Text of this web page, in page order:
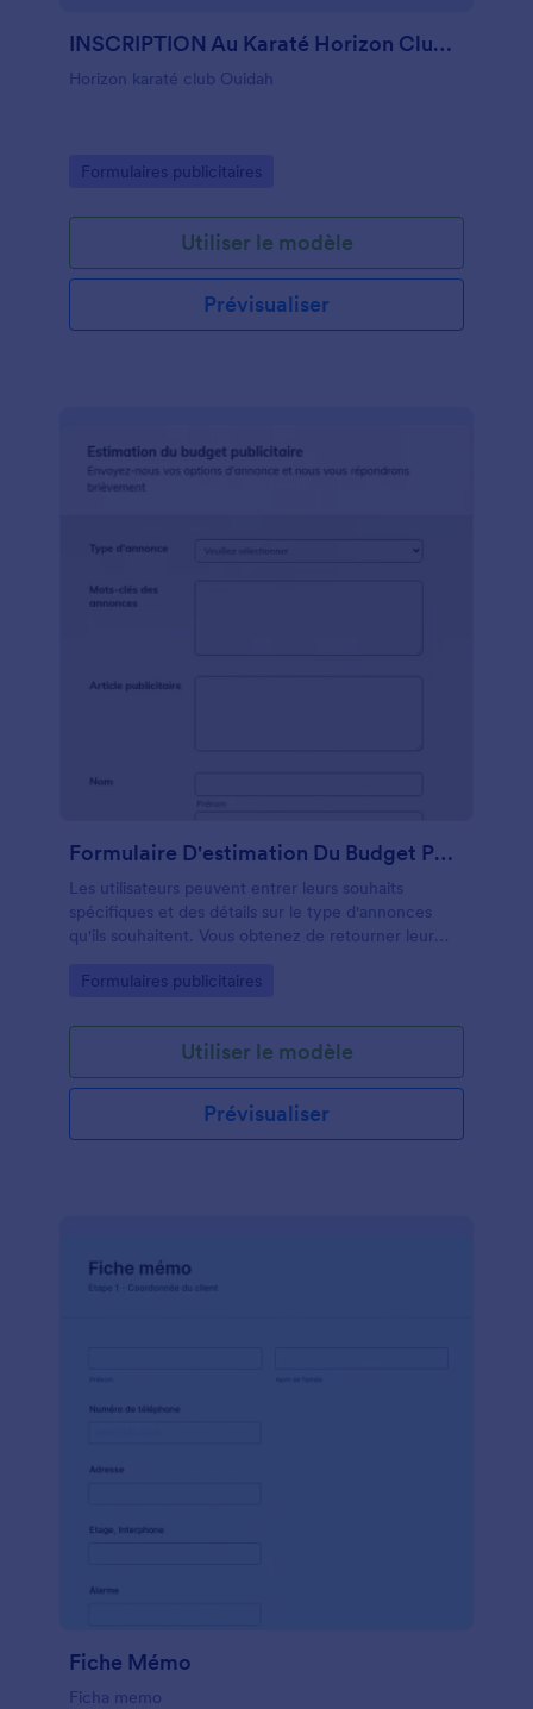
INSCRIPTION Au Karaté Horizon Club Bénin
Horizon karaté club Ouidah
Go to Category:
Formulaires publicitaires
Utiliser le modèle
Prévisualiser
Formulaire D'estimation Du Budget Publicitaire
Les utilisateurs peuvent entrer leurs souhaits
spécifiques et des détails sur le type d'annonces
qu'ils souhaitent. Vous obtenez de retourner leur
publicitaire.
Go to Category:
Formulaires publicitaires
Utiliser le modèle
Prévisualiser
Fiche Mémo
Ficha memo